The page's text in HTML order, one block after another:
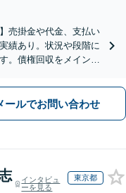
売掛金や代金、支払い
績あり。状況や段階に
。債権回収をメインと
ールでお問い合わせ
インタビュ
ーを見る
東京都